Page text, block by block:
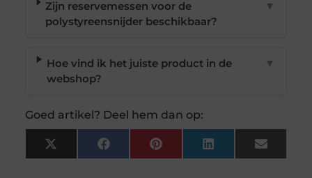
Zijn reservemessen voor de
polystyreensnijder beschikbaar?
▼
Hoe vind ik het juiste product in de
webshop?
▼
Goed artikel? Deel hem dan op:
X
(Twitter)
FacebookPinterest LinkedIn Email